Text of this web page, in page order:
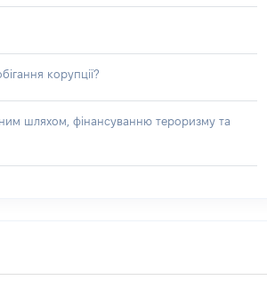
корупції?
шляхом, фінансуванню тероризму та